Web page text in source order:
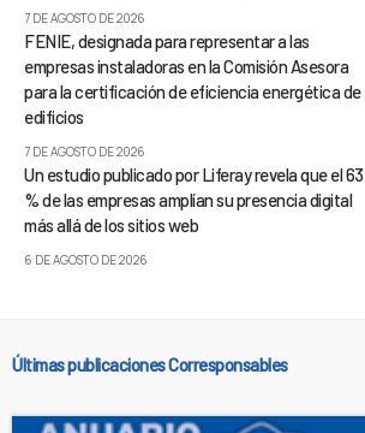
7 DE AGOSTO DE 2026
FENIE, designada para representar a las
empresas instaladoras en la Comisión Asesora
para la certificación de eficiencia energética de
edificios
7 DE AGOSTO DE 2026
Un estudio publicado por Liferay revela que el 63
% de las empresas amplían su presencia digital
más allá de los sitios web
6 DE AGOSTO DE 2026
Últimas publicaciones Corresponsables